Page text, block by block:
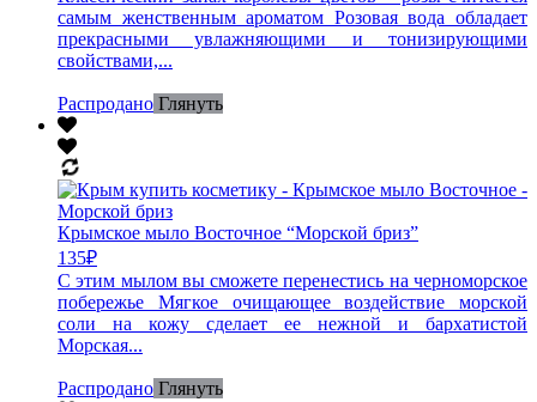
самым женственным ароматом Розовая вода обладает
прекрасными увлажняющими и тонизирующими
свойствами,...
Распродано Глянуть
Крымское мыло Восточное “Морской бриз”
135₽
С этим мылом вы сможете перенестись на черноморское
побережье Мягкое очищающее воздействие морской
соли на кожу сделает ее нежной и бархатистой
Морская...
Распродано Глянуть